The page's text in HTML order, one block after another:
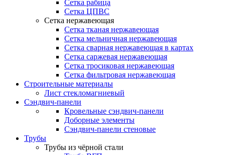
Сетка рабица
Сетка ЦПВС
Сетка нержавеющая
Сетка тканая нержавеющая
Сетка мельничная нержавеющая
Сетка сварная нержавеющая в картах
Сетка саржевая нержавеющая
Сетка тросиковая нержавеющая
Сетка фильтровая нержавеющая
Строительные материалы
Лист стекломагниевый
Сэндвич-панели
Кровельные сэндвич-панели
Доборные элементы
Сэндвич-панели стеновые
Трубы
Трубы из чёрной стали